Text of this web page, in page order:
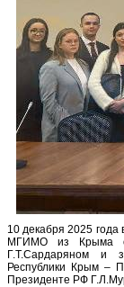
10 декабря 2025
МГИМО из Крыма с
Г.Т.Сардаряном и
Республики Крым –
Президенте РФ